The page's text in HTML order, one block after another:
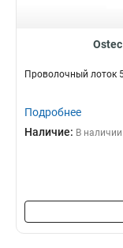
Проволочный лоток
Подробнее
Наличие: В наличии